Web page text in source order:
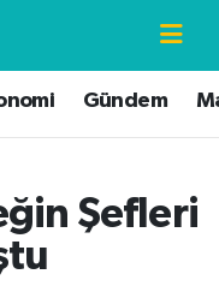
Gündem
Şefleri